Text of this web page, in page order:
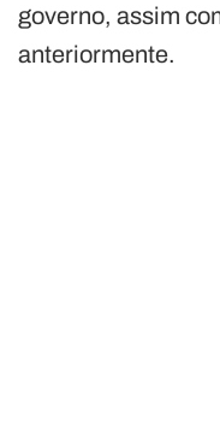
governo, assim
anteriormente.